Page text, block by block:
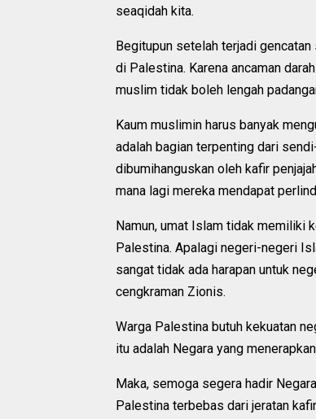
seaqidah kita.
Begitupun setelah terjadi
di Palestina. Karena ancaman
muslim tidak boleh lengah
Kaum muslimin harus banyak
adalah bagian terpenting dari
dibumihanguskan oleh kafir
mana lagi mereka mendapat
Namun, umat Islam tidak memiliki
Palestina. Apalagi negeri-negeri
sangat tidak ada harapan untuk
cengkraman Zionis.
Warga Palestina butuh kekuatan
itu adalah Negara yang
Maka, semoga segera hadir
Palestina terbebas dari jeratan